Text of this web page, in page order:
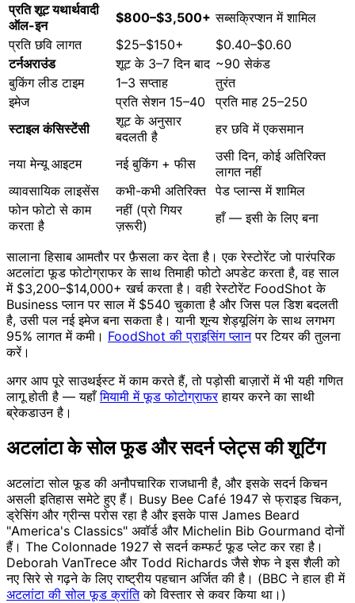
प्रति शूट यथार्थवादी
ऑल-इन
$800–$3,500+ सब्सक्रिप्शन में शामिल
प्रति छवि लागत
$25–$150+
$0.40–$0.60
टर्नअराउंड
शूट के 3–7 दिन बाद ~90 सेकंड
बुकिंग लीड टाइम
1–3 सप्ताह
तुरंत
इमेज
प्रति सेशन 15–40
प्रति माह 25–250
स्टाइल कंसिस्टेंसी
शूट के अनुसार
बदलती है
हर छवि में एकसमान
नया मेन्यू आइटम नई बुकिंग + फीस
उसी दिन, कोई अतिरिक्त
लागत नहीं
व्यावसायिक लाइसेंस
कभी-कभी अतिरिक्त पेड प्लान्स में शामिल
फोन फोटो से काम
करता है
नहीं (प्रो गियर
ज़रूरी)
हाँ — इसी के लिए बना
सालाना हिसाब आमतौर पर फ़ैसला कर देता है। एक रेस्टोरेंट जो पारंपरिक
अटलांटा फूड फोटोग्राफर के साथ तिमाही फोटो अपडेट करता है, वह साल
में $3,200–$14,000+ खर्च करता है। वही रेस्टोरेंट FoodShot के
Business प्लान पर साल में $540 चुकाता है और जिस पल डिश बदलती
है, उसी पल नई इमेज बना सकता है। यानी शून्य शेड्यूलिंग के साथ लगभग
95% लागत में कमी। FoodShot की प्राइसिंग प्लानपर टियर की तुलना
करें।
अगर आप पूरे साउथईस्ट में काम करते हैं, तो पड़ोसी बाज़ारों में भी यही गणित
लागू होती है — यहाँमियामी में फूड फोटोग्राफरहायर करने का साथी
ब्रेकडाउन है।
अटलांटा के सोल फूड और सदर्न प्लेट्स की शूटिंग
अटलांटा सोल फूड की अनौपचारिक राजधानी है, और इसके सदर्न किचन
असली इतिहास समेटे हुए हैं। Busy Bee Café 1947 से फ्राइड चिकन,
ड्रेसिंग और ग्रीन्स परोस रहा है और इसके पास James Beard
"America's Classics" अवॉर्ड और Michelin Bib Gourmand दोनों
हैं। The Colonnade 1927 से सदर्न कम्फर्ट फूड प्लेट कर रहा है।
Deborah VanTrece और Todd Richards जैसे शेफ ने इस शैली को
नए सिरे से गढ़ने के लिए राष्ट्रीय पहचान अर्जित की है। (BBC ने हाल ही में
अटलांटा की सोल फूड क्रांतिको विस्तार से कवर किया था।)